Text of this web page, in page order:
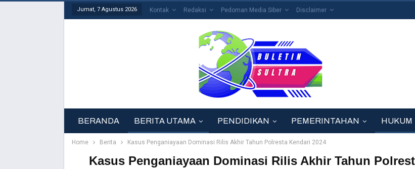
Jumat, 7 Agustus 2026 Kontak Redaksi Pedoman Media Siber Disclaimer
BERANDA BERITA UTAMA PENDIDIKAN PEMERINTAHAN HUKUM
Home Berita Kasus Penganiayaan Dominasi Rilis Akhir Tahun Polresta Kendari 2024
Kasus Penganiayaan Dominasi Rilis Akhir Tahun